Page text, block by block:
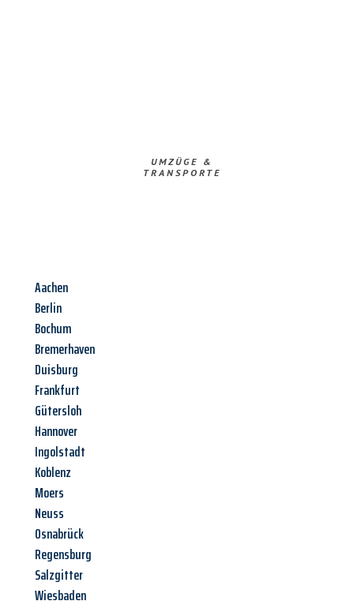
UMZÜGE &
TRANSPORTE
Aachen
Berlin
Bochum
Bremerhaven
Duisburg
Frankfurt
Gütersloh
Hannover
Ingolstadt
Koblenz
Moers
Neuss
Osnabrück
Regensburg
Salzgitter
Wiesbaden